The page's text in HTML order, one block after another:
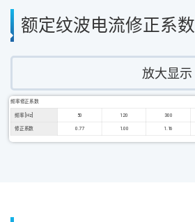
额定纹波电流修正系数
放大显示
频率修正系数
频率 [Hz] 50 120 300
修正系数 0.77 1.00 1.16